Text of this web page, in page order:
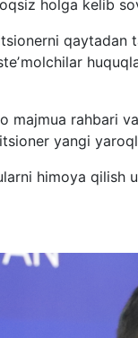
holga kelib
qaytadan
majmua rahbari
yangi
himoya